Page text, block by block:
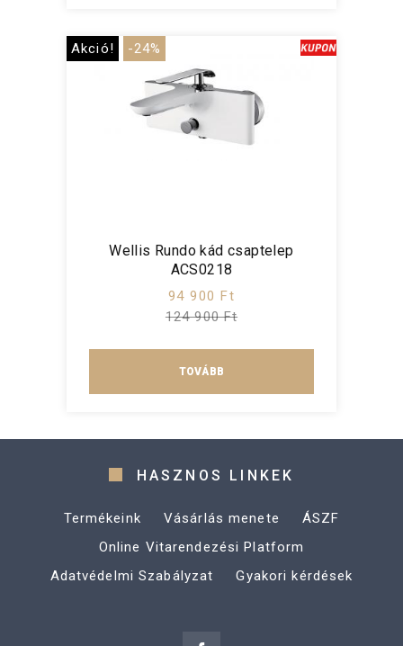
Akció! -24%
Wellis Rundo kád csaptelep
ACS0218
94 900 Ft
124 900 Ft
TOVÁBB
HASZNOS LINKEK
Termékeink Vásárlás menete
ÁSZF
Online Vitarendezési Platform
Adatvédelmi Szabályzat
Gyakori kérdések